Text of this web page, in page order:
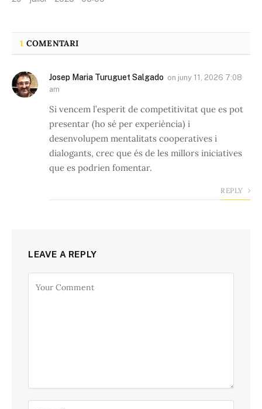
1 COMENTARI
Josep Maria Turuguet Salgado on juny 11, 2026 7:08
am
Si vencem l’esperit de competitivitat que es pot
presentar (ho sé per experiència) i
desenvolupem mentalitats cooperatives i
dialogants, crec que és de les millors iniciatives
que es podrien fomentar.
REPLY
LEAVE A REPLY